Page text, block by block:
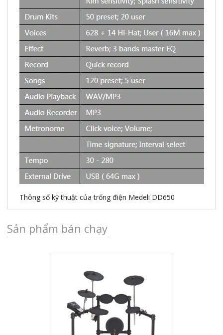
Thông số kỹ thuật của trống điện Medeli DD650
Sản phẩm bán chạy